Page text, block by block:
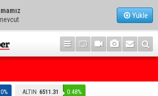
Yükle
geliyoruz" dediler: Medyayı hedef alan
oldu
0% ALTIN 6511.31 0.48%